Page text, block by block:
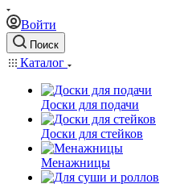
Войти
Поиск
Каталог
Доски для подачи
Доски для стейков
Менажницы